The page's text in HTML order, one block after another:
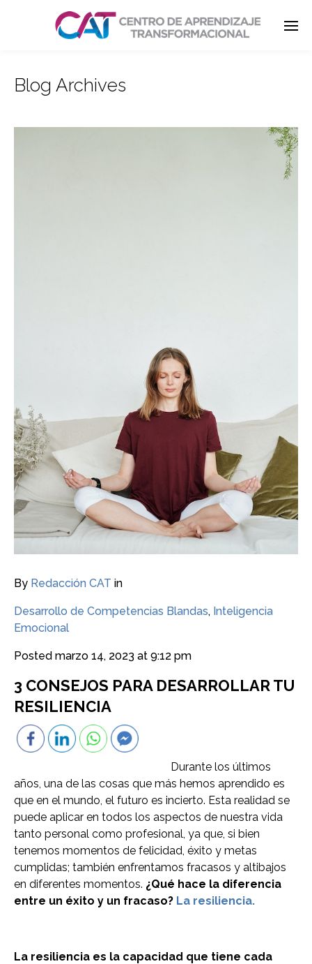
Enter tracking ID
Blog Archives
By Redacción CAT in
Desarrollo de Competencias Blandas, Inteligencia
Emocional
Posted marzo 14, 2023 at 9:12 pm
3 CONSEJOS PARA DESARROLLAR TU
RESILIENCIA
Durante los últimos
años, una de las cosas que más hemos aprendido es
que en el mundo, el futuro es incierto. Esta realidad se
puede aplicar en todos los aspectos de nuestra vida
tanto personal como profesional, ya que, si bien
tenemos momentos de felicidad, éxito y metas
cumplidas; también enfrentamos fracasos y altibajos
en diferentes momentos. ¿Qué hace la diferencia
entre un éxito y un fracaso? La resiliencia.
La resiliencia es la capacidad que tiene cada